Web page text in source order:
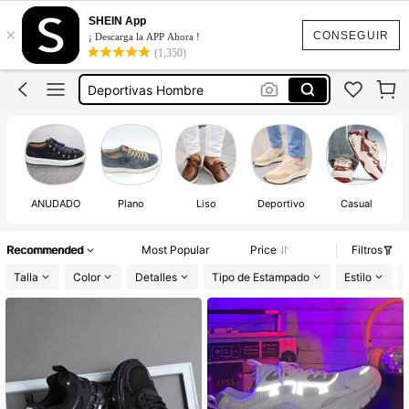
CONSEGUIR
×
SHEIN App
¡ Descarga la APP Ahora !
(1,350)
Zapatillas Hombre
Zapatos De Hombre
Deportivas Hombre
Tenis Hombre
Zapatillas Hombre
ANUDADO Plano Liso Deportivo Casual
Recommended Most Popular Price
Filtros
Talla
Color Detalles Tipo de Estampado Estilo